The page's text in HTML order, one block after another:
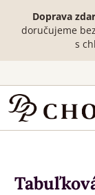
Doprava
doručujeme
s